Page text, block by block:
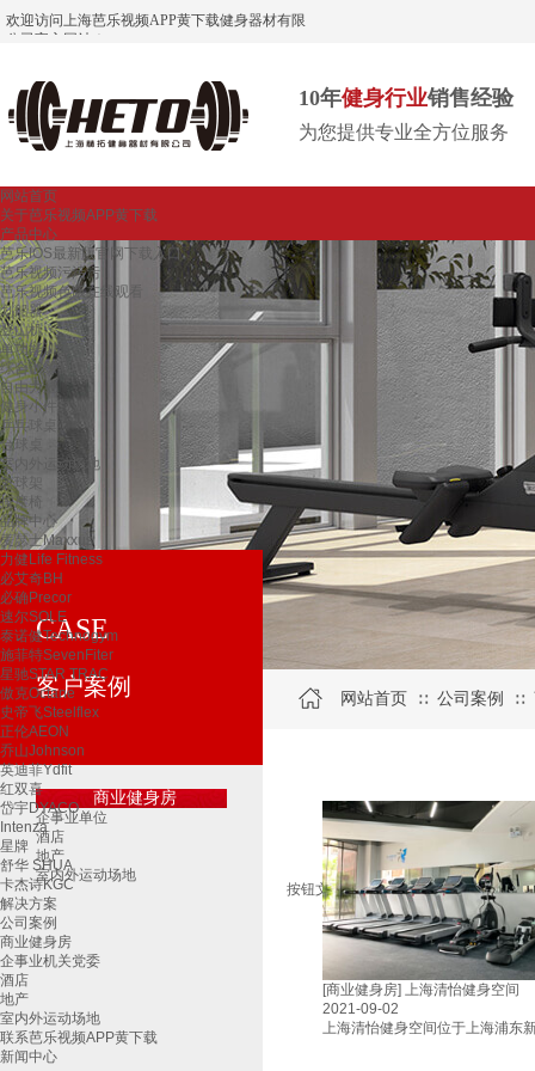
欢迎访问上海芭乐视频APP黄下载健身器材有限
公司官方网站！
10年健身行业销售经验
为您提供专业全方位服务
网站首页
关于芭乐视频APP黄下载
产品中心
芭乐IOS最新版官网下载入口
芭乐视频污污污
芭乐视频色版在线观看
划船器
登山机
单功能训练器
综合训练器
自由力量
健身小件
乒乓球桌
台球桌
室内外运动场地
篮球架
按摩椅
品牌中心
麦瑟士Maxxus
力健Life Fitness
必艾奇BH
必确Precor
速尔SOLE
泰诺健Technogym
施菲特SevenFiter
星驰STAR TRAC
傲克Octane
史帝飞Steelflex
正伦AEON
乔山Johnson
英迪菲Ydfit
红双喜
岱宇DYACO
Intenza
星牌
舒华 SHUA
卡杰诗KGC
解决方案
公司案例
商业健身房
企事业机关党委
酒店
地产
室内外运动场地
联系芭乐视频APP黄下载
新闻中心
商业健身房
企事业单位
酒店
地产
室内外运动场地
客户案例
CASE
网站首页 ∷ 公司案例 ∷
按钮文本
[商业健身房] 上海清怡健身空间
2021-09-02
上海清怡健身空间位于上海浦东新